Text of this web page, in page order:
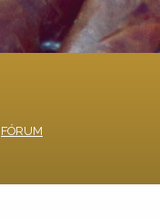
FÓRUM